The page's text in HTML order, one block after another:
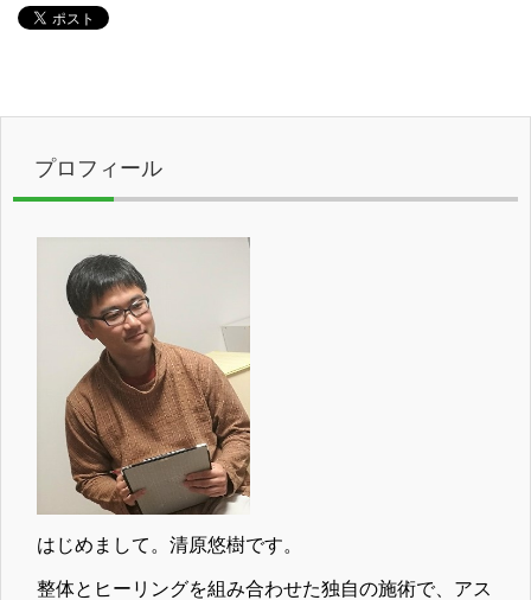
プロフィール
はじめまして。清原悠樹です。
整体とヒーリングを組み合わせた独自の施術で、アス